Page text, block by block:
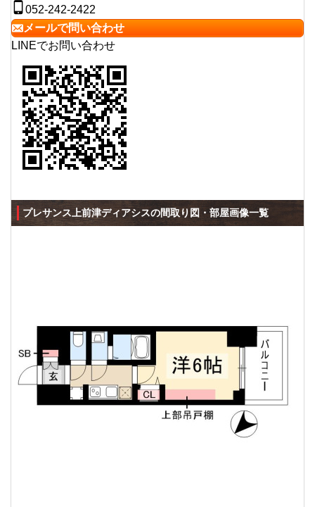
052-242-2422
メールで問い合わせ
LINEでお問い合わせ
プレサンス上前津ディアシスの間取り図・部屋画像一覧